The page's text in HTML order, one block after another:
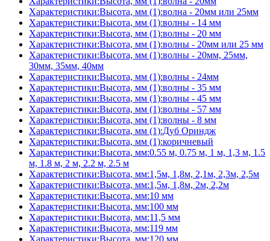
Характеристики:Высота, мм (1):волна - 20мм или 25мм
Характеристики:Высота, мм (1):волны - 14 мм
Характеристики:Высота, мм (1):волны - 20 мм
Характеристики:Высота, мм (1):волны - 20мм или 25 мм
Характеристики:Высота, мм (1):волны - 20мм, 25мм,
30мм, 35мм, 40мм
Характеристики:Высота, мм (1):волны - 24мм
Характеристики:Высота, мм (1):волны - 35 мм
Характеристики:Высота, мм (1):волны - 45 мм
Характеристики:Высота, мм (1):волны - 57 мм
Характеристики:Высота, мм (1):волны - 8 мм
Характеристики:Высота, мм (1):Дуб Ориндж
Характеристики:Высота, мм (1):коричневый
Характеристики:Высота, мм:0.55 м, 0.75 м, 1 м, 1,3 м, 1.5
м, 1.8 м, 2 м, 2.2 м, 2.5 м
Характеристики:Высота, мм:1,5м, 1,8м, 2,1м, 2,3м, 2,5м
Характеристики:Высота, мм:1,5м, 1,8м, 2м, 2,2м
Характеристики:Высота, мм:10 мм
Характеристики:Высота, мм:100 мм
Характеристики:Высота, мм:11,5 мм
Характеристики:Высота, мм:119 мм
Характеристики:Высота, мм:120 мм